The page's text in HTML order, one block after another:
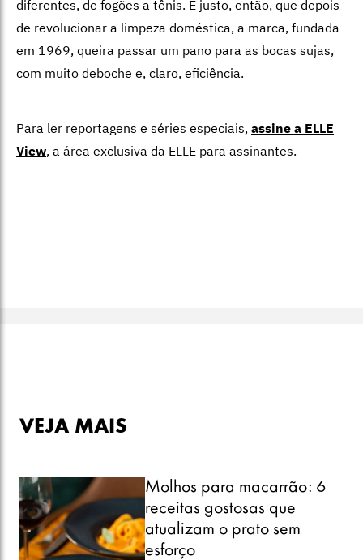
diferentes, de fogões a tênis. É justo, então, que depois
de revolucionar a limpeza doméstica, a marca, fundada
em 1969, queira passar um pano para as bocas sujas,
com muito deboche e, claro, eficiência.
Para ler reportagens e séries especiais, assine a ELLE
View, a área exclusiva da ELLE para assinantes.
VEJA MAIS
Molhos para macarrão: 6
receitas gostosas que
atualizam o prato sem
esforço